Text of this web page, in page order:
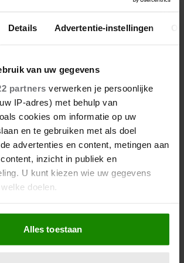
Details Advertentie-instellingen
van uw gegevens
partners verwerken je persoonlijke
IP-adres) met behulp van
cookies om informatie op uw
en te gebruiken met als doel
advertenties en content, metingen aan
inzicht in publiek en
U kunt kiezen wie uw gegevens
doelen.
willen we ook graag:
verzamelen over uw geografische
een paar meter nauwkeurig kan zijn
Alles toestaan
zonnebrand van vorig
gebruiken? (En 10
vragen over insmeren)